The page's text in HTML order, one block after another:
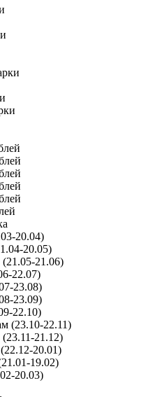
20.04)
20.05)
21.06)
22.07)
23.08)
23.09)
22.10)
(23.10-22.11)
21.12)
20.01)
19.02)
20.03)